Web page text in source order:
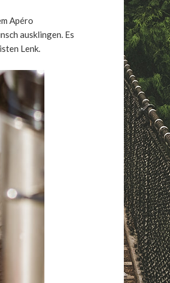
Apéro
ausklingen. Es
Lenk.